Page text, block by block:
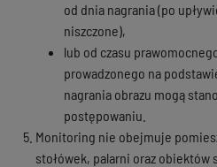
od dnia nagrania (po
niszczone),
lub od czasu
prowadzonego na
nagrania obrazu mogą
postępowaniu.
Monitoring nie obejmuje
stołówek, palarni oraz obiektów